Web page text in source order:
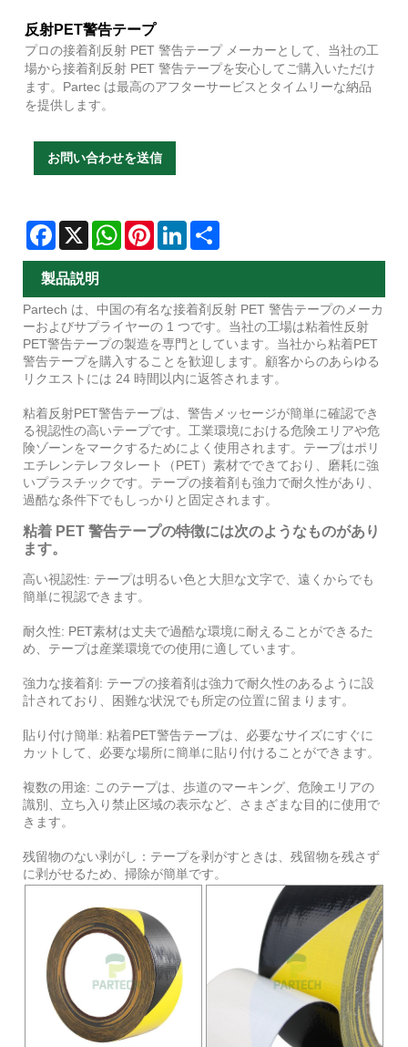
反射PET警告テープ
プロの接着剤反射 PET 警告テープ メーカーとして、当社の工
場から接着剤反射 PET 警告テープを安心してご購入いただけ
ます。Partec は最高のアフターサービスとタイムリーな納品
を提供します。
お問い合わせを送信
Facebook
X WhatsAppPinterestLinkedIn
製品説明
Partech は、中国の有名な接着剤反射 PET 警告テープのメーカ
ーおよびサプライヤーの 1 つです。当社の工場は粘着性反射
PET警告テープの製造を専門としています。当社から粘着PET
警告テープを購入することを歓迎します。顧客からのあらゆる
リクエストには 24 時間以内に返答されます。
粘着反射PET警告テープは、警告メッセージが簡単に確認でき
る視認性の高いテープです。工業環境における危険エリアや危
険ゾーンをマークするためによく使用されます。テープはポリ
エチレンテレフタレート（PET）素材でできており、磨耗に強
いプラスチックです。テープの接着剤も強力で耐久性があり、
過酷な条件下でもしっかりと固定されます。
粘着 PET 警告テープの特徴には次のようなものがあり
ます。
高い視認性: テープは明るい色と大胆な文字で、遠くからでも
簡単に視認できます。
耐久性: PET素材は丈夫で過酷な環境に耐えることができるた
め、テープは産業環境での使用に適しています。
強力な接着剤: テープの接着剤は強力で耐久性のあるように設
計されており、困難な状況でも所定の位置に留まります。
貼り付け簡単: 粘着PET警告テープは、必要なサイズにすぐに
カットして、必要な場所に簡単に貼り付けることができます。
複数の用途: このテープは、歩道のマーキング、危険エリアの
識別、立ち入り禁止区域の表示など、さまざまな目的に使用で
きます。
残留物のない剥がし：テープを剥がすときは、残留物を残さず
に剥がせるため、掃除が簡単です。